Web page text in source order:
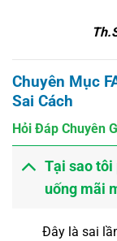
Chuyên Mục
Sai Cách
Hỏi Đáp Chuyên
Tại sao tôi
uống mãi
Đây là sai